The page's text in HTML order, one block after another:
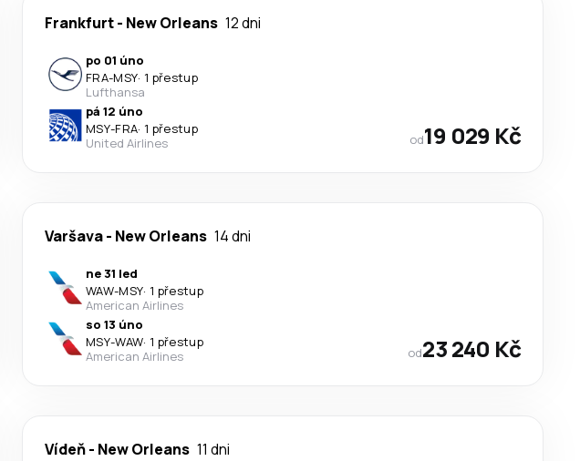
Frankfurt- New Orleans 12 dni
po 01 úno
FRA-MSY· 1 přestup
Lufthansa
pá 12 úno
MSY-FRA· 1 přestup
United Airlines
od19 029 Kč
Varšava- New Orleans 14 dni
ne 31 led
WAW-MSY· 1 přestup
American Airlines
so 13 úno
MSY-WAW· 1 přestup
American Airlines
od23 240 Kč
Vídeň- New Orleans 11 dni